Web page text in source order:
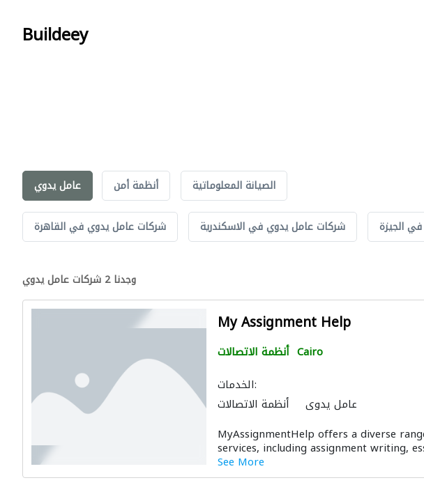
Buildeey
عامل يدوي أنظمة أمن الصيانة المعلوماتية
شركات عامل يدوي في القاهرة شركات عامل يدوي في الاسكندرية الجيزة
وجدنا 2 شركات عامل يدوي
My Assignment Help
أنظمة الاتصالات Cairo
الخدمات:
أنظمة الاتصالات
عامل يدوي
MyAssignmentHelp offers a diverse
services, including assignment writing,
See More